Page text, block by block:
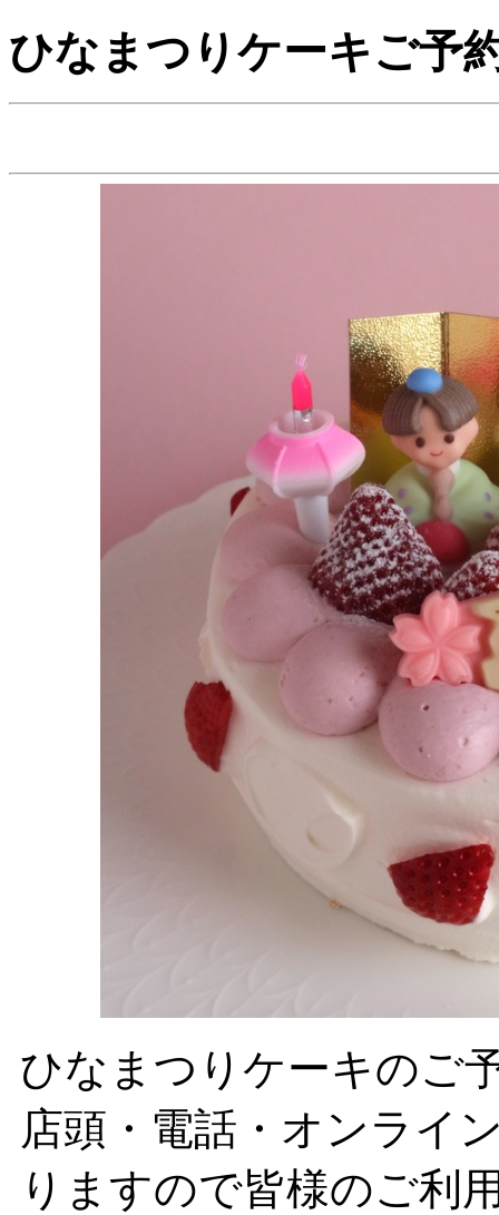
ひなまつりケーキご予
ひなまつりケーキのご
店頭・電話・オンライ
りますので皆様のご利